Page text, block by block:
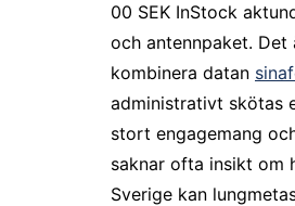
00 SEK InStock
och antennpaket. Det
kombinera datan
administrativt skötas
stort engagemang
saknar ofta insikt om
Sverige kan